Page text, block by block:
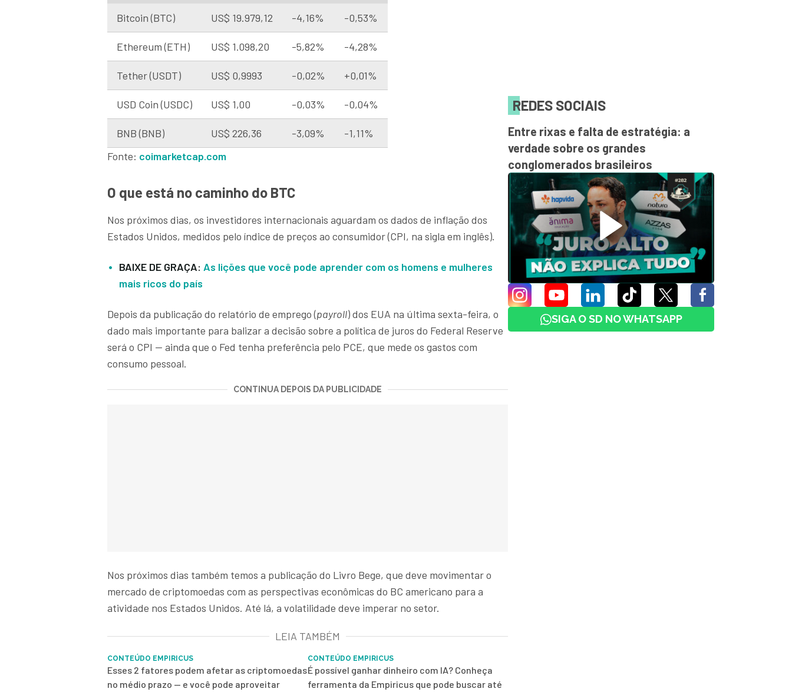
Bitcoin (BTC) US$ 19.979,12 -4,16% -0,53%
Ethereum (ETH) US$ 1.098,20 -5,82% -4,28%
Tether (USDT) US$ 0,9993 -0,02% +0,01%
USD Coin (USDC) US$ 1,00 -0,03% -0,04%
BNB (BNB) US$ 226,36 -3,09%
-1,11%
Fonte: coimarketcap.com
O que está no caminho do BTC
Nos próximos dias, os investidores internacionais aguardam os dados de inflação dos
Estados Unidos, medidos pelo índice de preços ao consumidor (CPI, na sigla em inglês).
BAIXE DE GRAÇA: As lições que você pode aprender com os homens e mulheres
mais ricos do país
Depois da publicação do relatório de emprego (payroll) dos EUA na última sexta-feira, o
dado mais importante para balizar a decisão sobre a política de juros do Federal Reserve
será o CPI — ainda que o Fed tenha preferência pelo PCE, que mede os gastos com
consumo pessoal.
CONTINUA DEPOIS DA PUBLICIDADE
Nos próximos dias também temos a publicação do Livro Bege, que deve movimentar o
mercado de criptomoedas com as perspectivas econômicas do BC americano para a
atividade nos Estados Unidos. Até lá, a volatilidade deve imperar no setor.
LEIA TAMBÉM
CONTEÚDO EMPIRICUS
Esses 2 fatores podem afetar as criptomoedas
no médio prazo — e você pode aproveitar
CONTEÚDO EMPIRICUS
É possível ganhar dinheiro com IA? Conheça
ferramenta da Empiricus que pode buscar até
REDES SOCIAIS
Entre rixas e falta de estratégia: a
verdade sobre os grandes
conglomerados brasileiros
SIGA O SD NO WHATSAPP